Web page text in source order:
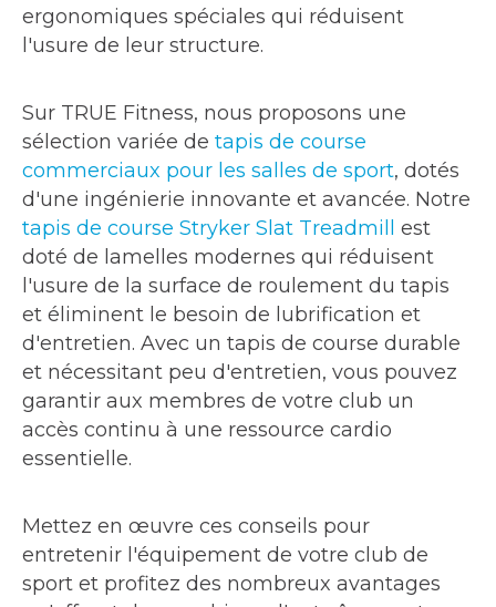
ergonomiques spéciales qui réduisent
l'usure de leur structure.
Sur TRUE Fitness, nous proposons une
sélection variée de tapis de course
commerciaux pour les salles de sport, dotés
d'une ingénierie innovante et avancée. Notre
tapis de course Stryker Slat Treadmill
est
doté de lamelles modernes qui réduisent
l'usure de la surface de roulement du tapis
et éliminent le besoin de lubrification et
d'entretien. Avec un tapis de course durable
et nécessitant peu d'entretien, vous pouvez
garantir aux membres de votre club un
accès continu à une ressource cardio
essentielle.
Mettez en œuvre ces conseils pour
entretenir l'équipement de votre club de
sport et profitez des nombreux avantages